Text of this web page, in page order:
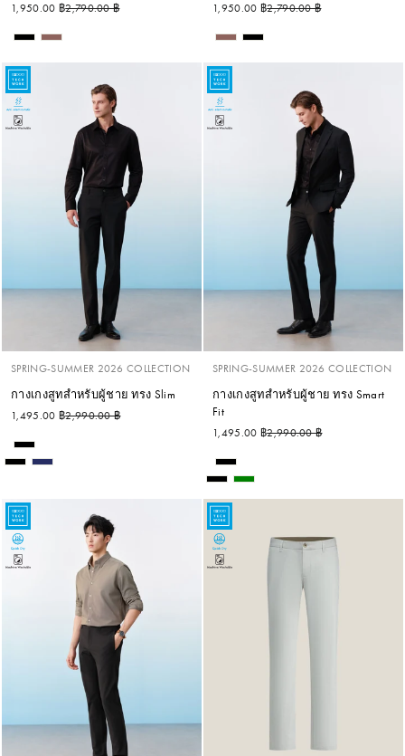
1,950.00 ฿ราคาปกติ
2,790.00 ฿ 1,950.00 ฿ราคาปกติ
2,790.00 ฿
SPRING-SUMMER 2026 COLLECTION
กางเกงสูทสำหรับผู้ชาย ทรง Slim
1,495.00 ฿ราคาปกติ
2,990.00 ฿
SPRING-SUMMER 2026 COLLECTION
กางเกงสูทสำหรับผู้ชาย ทรง Smart
Fit
1,495.00 ฿ราคาปกติ
2,990.00 ฿